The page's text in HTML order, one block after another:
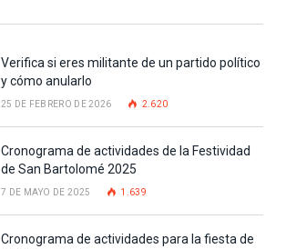
Verifica si eres militante de un partido político
y cómo anularlo
25 DE FEBRERO DE 2026 2.620
Cronograma de actividades de la Festividad
de San Bartolomé 2025
7 DE MAYO DE 2025 1.639
Cronograma de actividades para la fiesta de